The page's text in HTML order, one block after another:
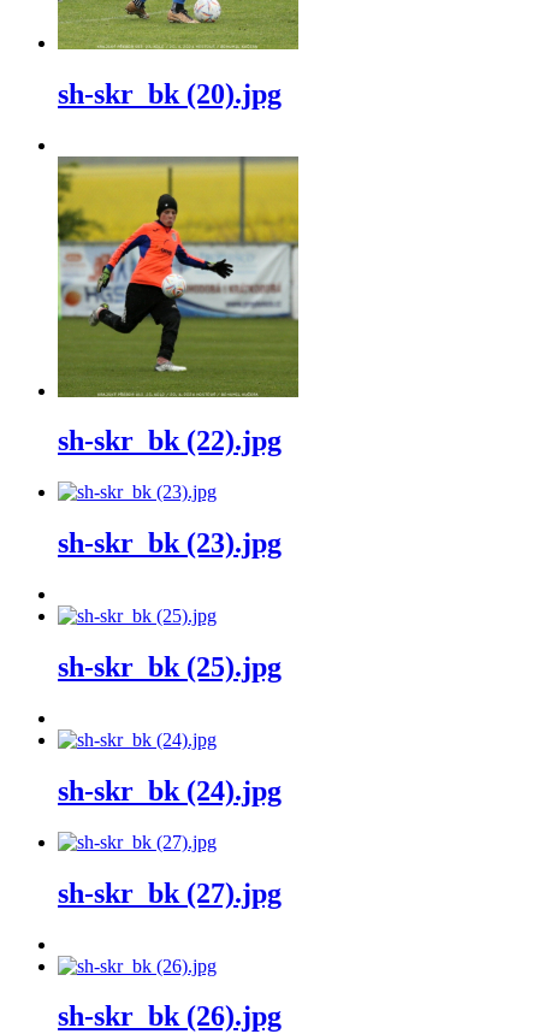
sh-skr_bk (20).jpg
sh-skr_bk (22).jpg
sh-skr_bk (23).jpg
sh-skr_bk (25).jpg
sh-skr_bk (24).jpg
sh-skr_bk (27).jpg
sh-skr_bk (26).jpg